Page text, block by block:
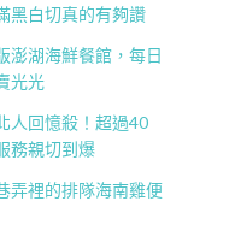
黑白切真的有夠讚
澎湖海鮮餐館，每日
光光
人回憶殺！超過40
務親切到爆
弄裡的排隊海南雞便